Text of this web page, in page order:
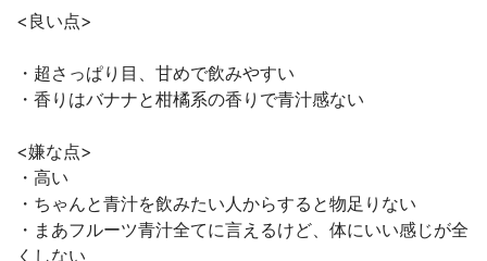
<良い点>
・超さっぱり目、甘めで飲みやすい
・香りはバナナと柑橘系の香りで青汁感ない
<嫌な点>
・高い
・ちゃんと青汁を飲みたい人からすると物足りない
・まあフルーツ青汁全てに言えるけど、体にいい感じが全
くしない